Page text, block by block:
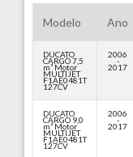
Modelo Ano
DUCATO
CARGO 7,5
m³ Motor
MULTIJET
F1AE0481T
127CV
2006
-
2017
DUCATO
CARGO 9,0
m³ Motor
MULTIJET
F1AE0481T
127CV
2006
-
2017